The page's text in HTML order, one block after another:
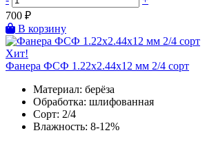
700 ₽
В корзину
Хит!
Фанера ФСФ 1.22х2.44х12 мм 2/4 сорт
Материал: берёза
Обработка: шлифованная
Сорт: 2/4
Влажность: 8-12%